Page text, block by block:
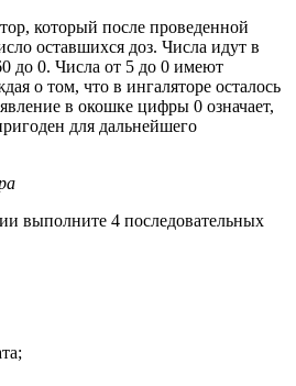
который после проведенной
оставшихся доз. Числа идут в
до 0. Числа от 5 до 0 имеют
о том, что в ингаляторе осталось
в окошке цифры 0 означает,
для дальнейшего
выполните 4 последовательных